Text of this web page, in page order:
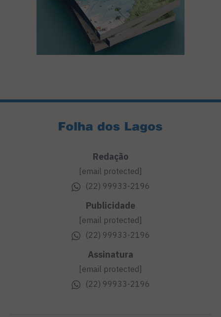
Redação
[email protected]
(22) 99933-2196
Publicidade
[email protected]
(22) 99933-2196
Assinatura
[email protected]
(22) 99933-2196